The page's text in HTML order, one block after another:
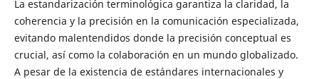
La estandarización terminológica garantiza la claridad, la
coherencia y la precisión en la comunicación especializada,
evitando malentendidos donde la precisión conceptual es
crucial, así como la colaboración en un mundo globalizado.
A pesar de la existencia de estándares internacionales y